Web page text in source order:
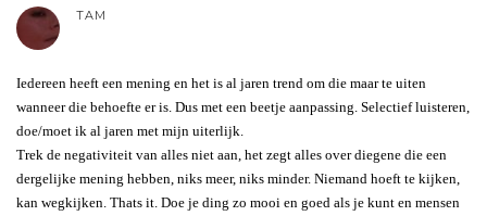
TAM
Iedereen heeft een mening en het is al jaren trend om die maar te uiten
wanneer die behoefte er is. Dus met een beetje aanpassing. Selectief luisteren,
doe/moet ik al jaren met mijn uiterlijk.
Trek de negativiteit van alles niet aan, het zegt alles over diegene die een
dergelijke mening hebben, niks meer, niks minder. Niemand hoeft te kijken,
kan wegkijken. Thats it. Doe je ding zo mooi en goed als je kunt en mensen